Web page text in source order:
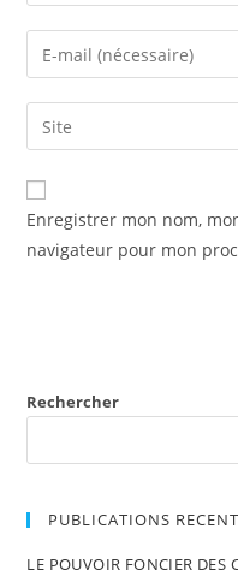
Enregistrer mon nom,
navigateur pour mon
Rechercher
PUBLICATIONS
LE POUVOIR FONCIER DES